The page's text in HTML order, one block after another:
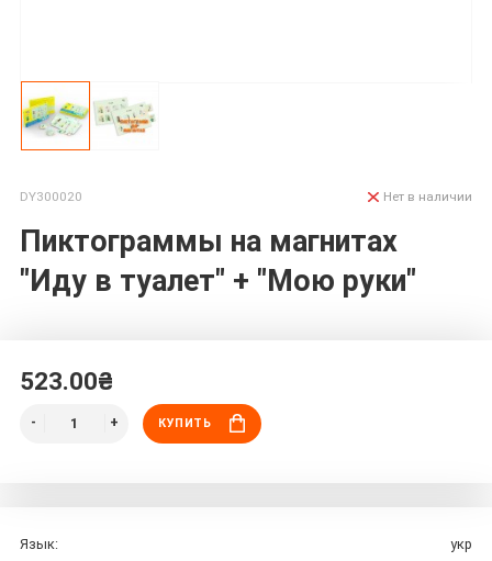
DY300020
Пиктограммы на магнитах
"Иду в туалет" + "Мою руки"
Нет в наличии
523.00₴
КУПИТЬ
Язык: укр